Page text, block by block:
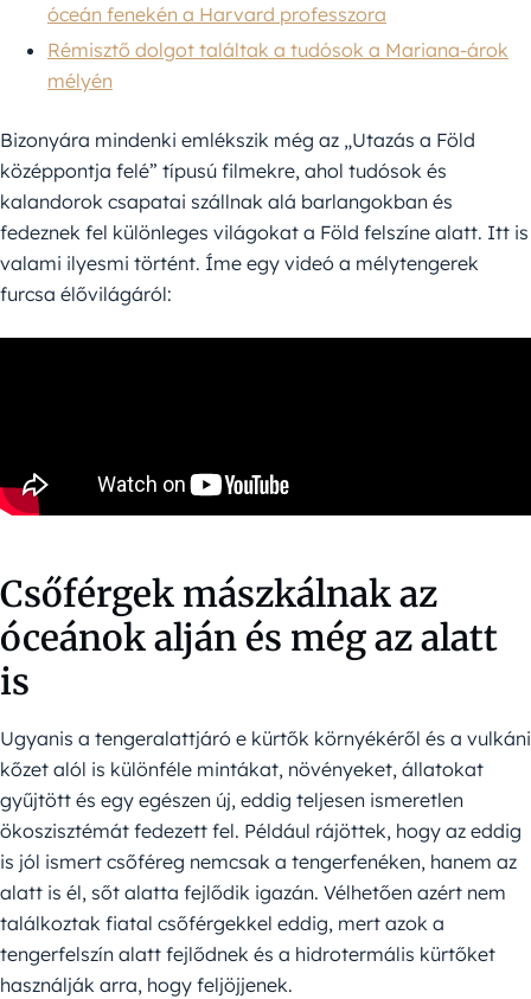
óceán fenekén a Harvard professzora
Rémisztő dolgot találtak a tudósok a Mariana-árok
mélyén
Bizonyára mindenki emlékszik még az „Utazás a Föld
középpontja felé” típusú filmekre, ahol tudósok és
kalandorok csapatai szállnak alá barlangokban és
fedeznek fel különleges világokat a Föld felszíne alatt. Itt is
valami ilyesmi történt. Íme egy videó a mélytengerek
furcsa élővilágáról:
Csőférgek mászkálnak az
óceánok alján és még az alatt
is
Ugyanis a tengeralattjáró e kürtők környékéről és a vulkáni
kőzet alól is különféle mintákat, növényeket, állatokat
gyűjtött és egy egészen új, eddig teljesen ismeretlen
ökoszisztémát fedezett fel. Például rájöttek, hogy az eddig
is jól ismert csőféreg nemcsak a tengerfenéken, hanem az
alatt is él, sőt alatta fejlődik igazán. Vélhetően azért nem
találkoztak fiatal csőférgekkel eddig, mert azok a
tengerfelszín alatt fejlődnek és a hidrotermális kürtőket
használják arra, hogy feljöjjenek.